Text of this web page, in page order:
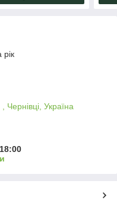
рік
Україна